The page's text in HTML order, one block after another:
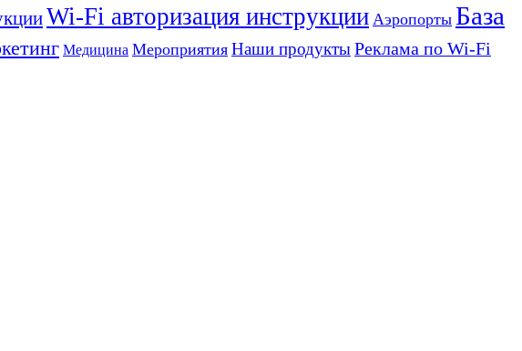
Wi-Fi авторизация инструкции Аэропорты База
Медицина Мероприятия Наши продуктыРеклама по Wi-Fi